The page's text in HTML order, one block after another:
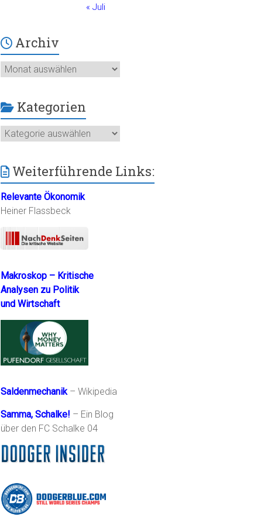
« Juli
Archiv
Archiv
Kategorien
Kategorien
Weiterführende Links:
Relevante Ökonomik
Heiner Flassbeck
Makroskop – Kritische
Analysen zu Politik
und Wirtschaft
Saldenmechanik– Wikipedia
Samma, Schalke! – Ein Blog
über den FC Schalke 04